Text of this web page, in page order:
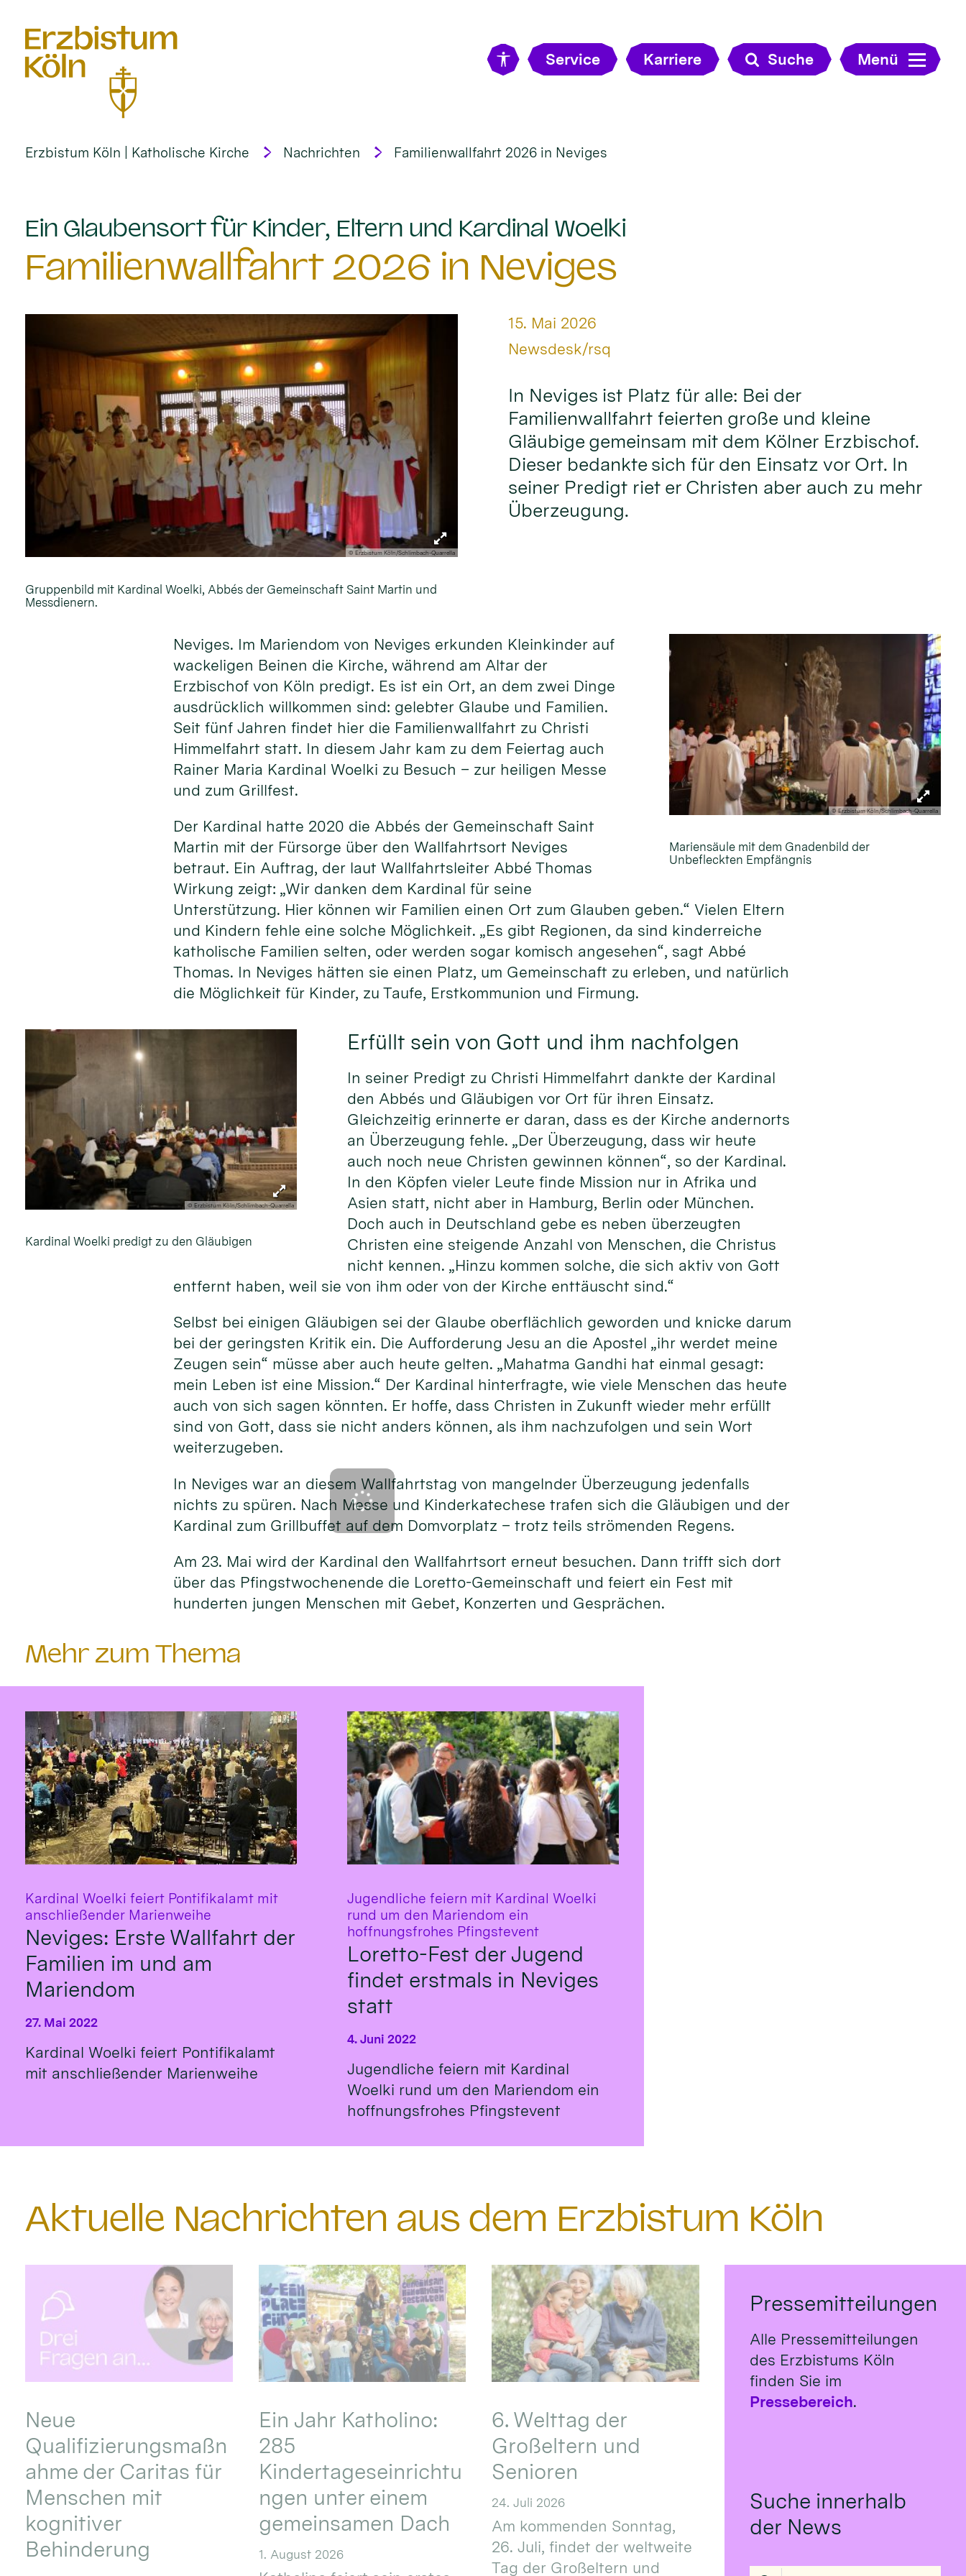
Service Karriere Suche Menü
Erzbistum Köln | Katholische Kirche Nachrichten Familienwallfahrt 2026 in Neviges
Ein Glaubensort für Kinder, Eltern und Kardinal Woelki:
Familienwallfahrt 2026 in Neviges
© Erzbistum Köln/Schlimbach-Quarrella
Gruppenbild mit Kardinal Woelki, Abbés der Gemeinschaft Saint Martin und
Messdienern.
Datum:
15. Mai 2026
Von:
Newsdesk/rsq
In Neviges ist Platz für alle: Bei der
Familienwallfahrt feierten große und kleine
Gläubige gemeinsam mit dem Kölner Erzbischof.
Dieser bedankte sich für den Einsatz vor Ort. In
seiner Predigt riet er Christen aber auch zu mehr
Überzeugung.
© Erzbistum Köln/Schlimbach-Quarrella
Mariensäule mit dem Gnadenbild der
Unbefleckten Empfängnis
Neviges. Im Mariendom von Neviges erkunden Kleinkinder auf
wackeligen Beinen die Kirche, während am Altar der
Erzbischof von Köln predigt. Es ist ein Ort, an dem zwei Dinge
ausdrücklich willkommen sind: gelebter Glaube und Familien.
Seit fünf Jahren findet hier die Familienwallfahrt zu Christi
Himmelfahrt statt. In diesem Jahr kam zu dem Feiertag auch
Rainer Maria Kardinal Woelki zu Besuch – zur heiligen Messe
und zum Grillfest.
Der Kardinal hatte 2020 die Abbés der Gemeinschaft Saint
Martin mit der Fürsorge über den Wallfahrtsort Neviges
betraut. Ein Auftrag, der laut Wallfahrtsleiter Abbé Thomas
Wirkung zeigt: „Wir danken dem Kardinal für seine
Unterstützung. Hier können wir Familien einen Ort zum Glauben geben.“ Vielen Eltern
und Kindern fehle eine solche Möglichkeit. „Es gibt Regionen, da sind kinderreiche
katholische Familien selten, oder werden sogar komisch angesehen“, sagt Abbé
Thomas. In Neviges hätten sie einen Platz, um Gemeinschaft zu erleben, und natürlich
die Möglichkeit für Kinder, zu Taufe, Erstkommunion und Firmung.
© Erzbistum Köln/Schlimbach-Quarrella
Kardinal Woelki predigt zu den Gläubigen
Erfüllt sein von Gott und ihm nachfolgen
In seiner Predigt zu Christi Himmelfahrt dankte der Kardinal
den Abbés und Gläubigen vor Ort für ihren Einsatz.
Gleichzeitig erinnerte er daran, dass es der Kirche andernorts
an Überzeugung fehle. „Der Überzeugung, dass wir heute
auch noch neue Christen gewinnen können“, so der Kardinal.
In den Köpfen vieler Leute finde Mission nur in Afrika und
Asien statt, nicht aber in Hamburg, Berlin oder München.
Doch auch in Deutschland gebe es neben überzeugten
Christen eine steigende Anzahl von Menschen, die Christus
nicht kennen. „Hinzu kommen solche, die sich aktiv von Gott
entfernt haben, weil sie von ihm oder von der Kirche enttäuscht sind.“
Selbst bei einigen Gläubigen sei der Glaube oberflächlich geworden und knicke darum
bei der geringsten Kritik ein. Die Aufforderung Jesu an die Apostel „ihr werdet meine
Zeugen sein“ müsse aber auch heute gelten. „Mahatma Gandhi hat einmal gesagt:
mein Leben ist eine Mission.“ Der Kardinal hinterfragte, wie viele Menschen das heute
auch von sich sagen könnten. Er hoffe, dass Christen in Zukunft wieder mehr erfüllt
sind von Gott, dass sie nicht anders können, als ihm nachzufolgen und sein Wort
weiterzugeben.
In Neviges war an diesem Wallfahrtstag von mangelnder Überzeugung jedenfalls
nichts zu spüren. Nach Messe und Kinderkatechese trafen sich die Gläubigen und der
Kardinal zum Grillbuffet auf dem Domvorplatz – trotz teils strömenden Regens.
Am 23. Mai wird der Kardinal den Wallfahrtsort erneut besuchen. Dann trifft sich dort
über das Pfingstwochenende die Loretto-Gemeinschaft und feiert ein Fest mit
hunderten jungen Menschen mit Gebet, Konzerten und Gesprächen.
Mehr zum Thema
Kardinal Woelki feiert Pontifikalamt mit
anschließender Marienweihe
Neviges: Erste Wallfahrt der
Familien im und am
Mariendom
27. Mai 2022
Kardinal Woelki feiert Pontifikalamt
mit anschließender Marienweihe
Jugendliche feiern mit Kardinal Woelki
rund um den Mariendom ein
hoffnungsfrohes Pfingstevent:
Loretto-Fest der Jugend
findet erstmals in Neviges
statt
4. Juni 2022
Jugendliche feiern mit Kardinal
Woelki rund um den Mariendom ein
hoffnungsfrohes Pfingstevent
Aktuelle Nachrichten aus dem Erzbistum Köln
Neue
Qualifizierungsmaßn
ahme der Caritas für
Menschen mit
kognitiver
Behinderung
Ein Jahr Katholino:
285
Kindertageseinrichtu
ngen unter einem
gemeinsamen Dach
1. August 2026
6. Welttag der
Großeltern und
Senioren
24. Juli 2026
Am kommenden Sonntag,
26. Juli, findet der weltweite
Tag der Großeltern und
Pressemitteilungen
Alle Pressemitteilungen
des Erzbistums Köln
finden Sie im
Pressebereich.
Suche innerhalb
der News